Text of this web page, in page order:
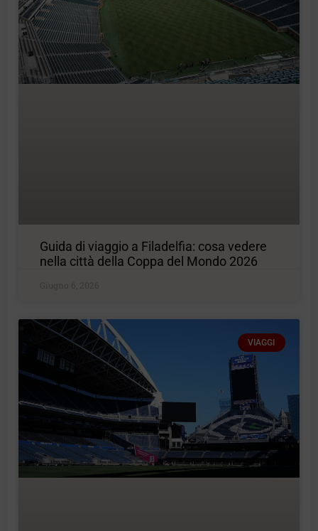
Guida di viaggio a Filadelfia: cosa vedere
nella città della Coppa del Mondo 2026
Giugno 6, 2026
VIAGGI